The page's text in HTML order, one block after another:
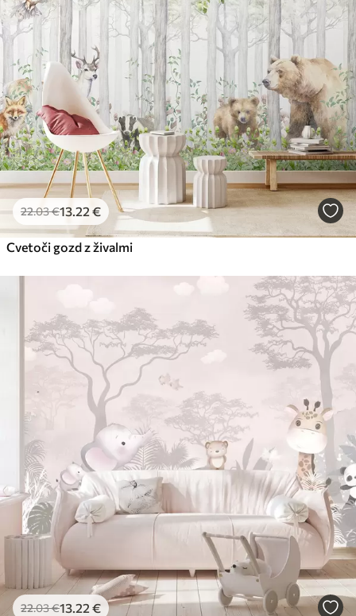
Premium vinil
65 .00 39 .00€
Peel and Stick
81.6749.00€/m²
22.03€13 .22 €
Cvetoči gozd z živalmi
22.03€13 .22 €